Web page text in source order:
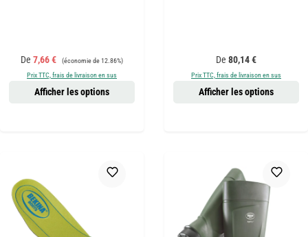
Prix de vente :
De 7,66 € Prix régulier :
(économie de 12.86%)
Prix TTC, frais de livraison en sus
Afficher les options
Prix régulier :
De 80,14 €
Prix TTC, frais de livraison en sus
Afficher les options